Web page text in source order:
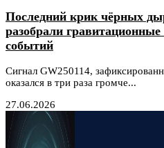
Последний крик чёрных
разобрали
событий
Сигнал GW250114,
оказался в три раза громче...
27.06.2026